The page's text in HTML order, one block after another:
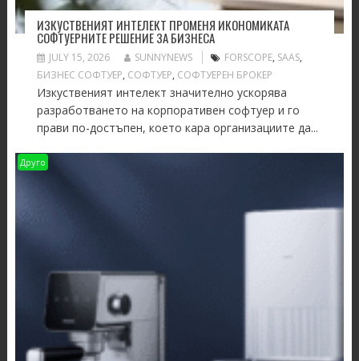
ИЗКУСТВЕНИЯТ ИНТЕЛЕКТ ПРОМЕНЯ ИКОНОМИКАТА
СОФТУЕРНИТЕ РЕШЕНИЕ ЗА БИЗНЕСА
JULY 15, 2026 SUNNYNEWS FORSCOPE, SAAS,
БИЗНЕС СОФТУЕР, СОФТУЕР, СОФТУЕРЕН БРОКЕР
Изкуственият интелект значително ускорява
разработването на корпоративен софтуер и го
прави по-достъпен, което кара организациите да...
Друго